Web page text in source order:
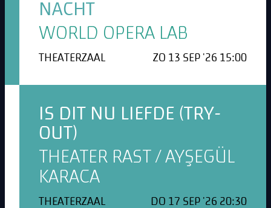
NACHT
WORLD OPERA LAB
THEATERZAAL ZO 13 SEP '26 15:00
IS DIT NU LIEFDE (TRY-
OUT)
THEATER RAST / AYŞEGÜL
KARACA
THEATERZAAL DO 17 SEP '26 20:30